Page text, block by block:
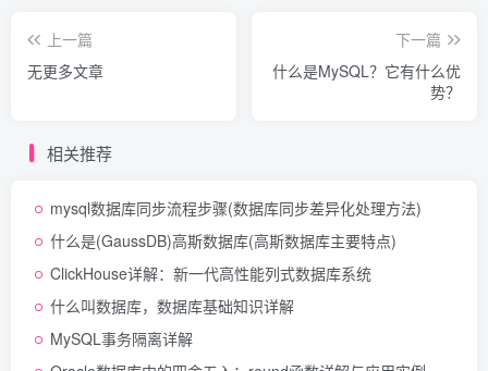
上一篇
无更多文章
下一篇
什么是MySQL？它有什么优
势？
相关推荐
mysql数据库同步流程步骤(数据库同步差异化处理方法)
什么是(GaussDB)高斯数据库(高斯数据库主要特点)
ClickHouse详解：新一代高性能列式数据库系统
什么叫数据库，数据库基础知识详解
MySQL事务隔离详解